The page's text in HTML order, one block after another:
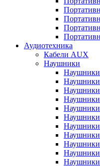
Аудиотехника
Кабели AUX
Наушники
Наушники
Наушники
Наушники
Наушники